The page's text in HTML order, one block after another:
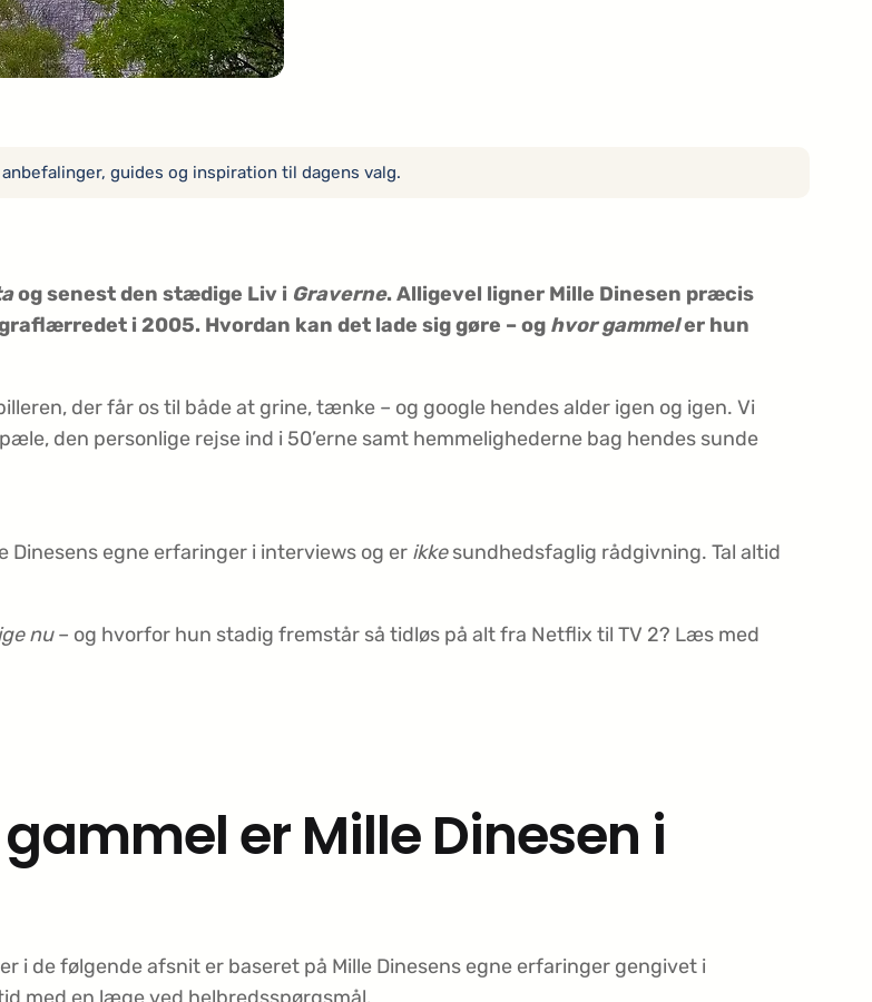
guides og inspiration til dagens valg.
og senest den stædige Liv i Graverne. Alligevel ligner Mille Dinesen præcis
i 2005. Hvordan kan det lade sig gøre – og hvor gammeler hun
der får os til både at grine, tænke – og google hendes alder igen og igen. Vi
den personlige rejse ind i 50’erne samt hemmelighederne bag hendes sunde
egne erfaringer i interviews og er ikkesundhedsfaglig rådgivning. Tal altid
nu– og hvorfor hun stadig fremstår så tidløs på alt fra Netflix til TV 2? Læs med
er Mille Dinesen i
i de følgende afsnit er baseret på Mille Dinesens egne erfaringer gengivet i